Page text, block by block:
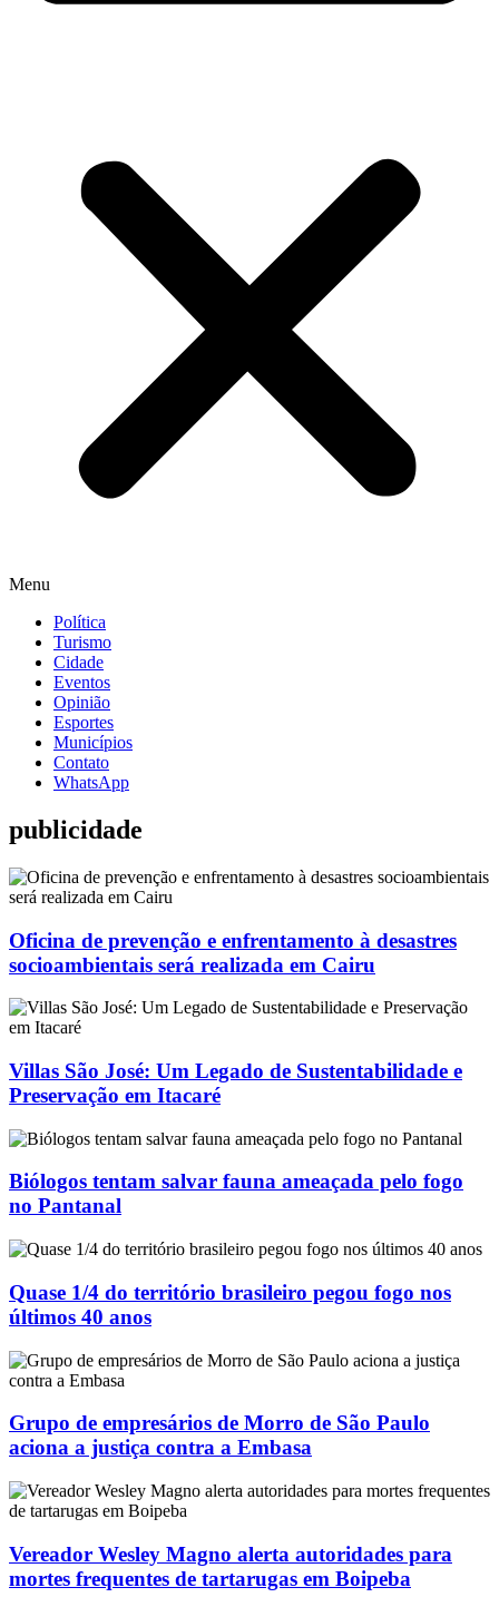
Menu
Política
Turismo
Cidade
Eventos
Opinião
Esportes
Municípios
Contato
WhatsApp
publicidade
Oficina de prevenção e enfrentamento à desastres
socioambientais será realizada em Cairu
Villas São José: Um Legado de Sustentabilidade e
Preservação em Itacaré
Biólogos tentam salvar fauna ameaçada pelo fogo
no Pantanal
Quase 1/4 do território brasileiro pegou fogo nos
últimos 40 anos
Grupo de empresários de Morro de São Paulo
aciona a justiça contra a Embasa
Vereador Wesley Magno alerta autoridades para
mortes frequentes de tartarugas em Boipeba